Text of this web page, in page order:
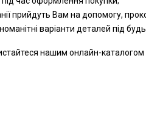
прийдуть Вам на допомогу,
варіанти деталей під
нашим онлайн-